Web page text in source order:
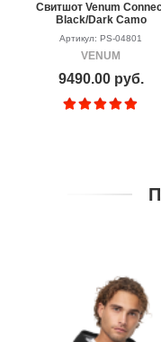
Свитшот Venum
Black/Dark Camo
Артикул: PS-04801
VENUM
9490.00 руб.